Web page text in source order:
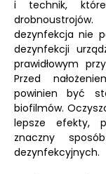
i technik, które
dezynfekcja nie
dezynfekcji
prawidłowym
Przed
powinien być
biofilmów.
lepsze efekty,
znaczny
dezynfekcyjnych.